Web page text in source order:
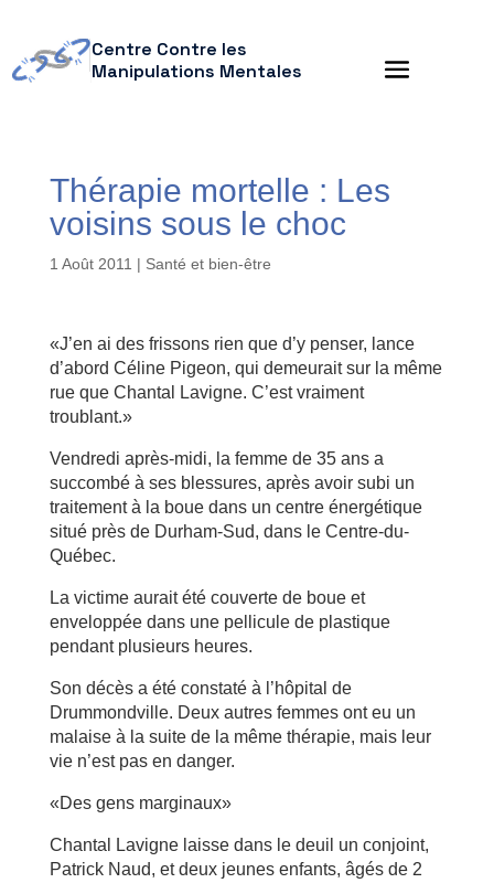
Centre Contre les
Manipulations Mentales
Thérapie mortelle : Les
voisins sous le choc
1 Août 2011 | Santé et bien-être
«J’en ai des frissons rien que d’y penser, lance
d’abord Céline Pigeon, qui demeurait sur la même
rue que Chantal Lavigne. C’est vraiment
troublant.»
Vendredi après-midi, la femme de 35 ans a
succombé à ses blessures, après avoir subi un
traitement à la boue dans un centre énergétique
situé près de Durham-Sud, dans le Centre-du-
Québec.
La victime aurait été couverte de boue et
enveloppée dans une pellicule de plastique
pendant plusieurs heures.
Son décès a été constaté à l’hôpital de
Drummondville. Deux autres femmes ont eu un
malaise à la suite de la même thérapie, mais leur
vie n’est pas en danger.
«Des gens marginaux»
Chantal Lavigne laisse dans le deuil un conjoint,
Patrick Naud, et deux jeunes enfants, âgés de 2